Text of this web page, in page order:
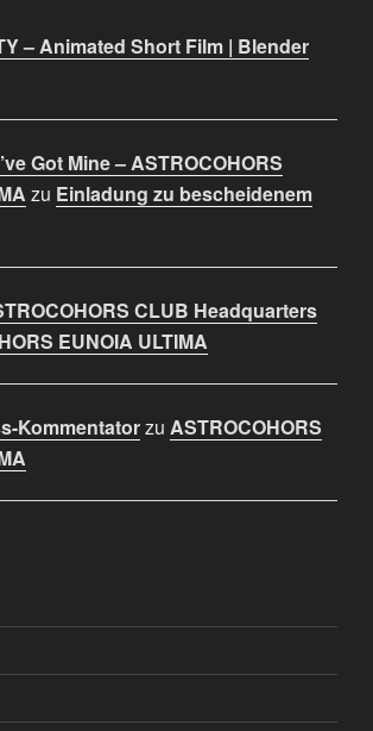
– Animated Short Film | Blender
Got Mine – ASTROCOHORS
zu Einladung zu bescheidenem
CLUB Headquarters
EUNOIA ULTIMA
Kommentatorzu ASTROCOHORS